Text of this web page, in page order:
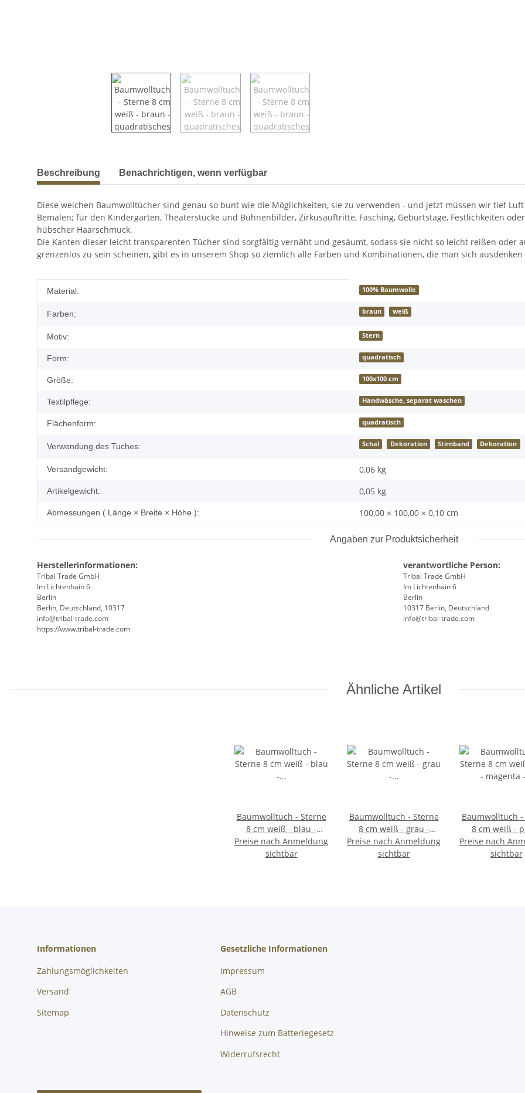
weitere Registerkarten anzeigen
Beschreibung Benachrichtigen, wenn verfügbar
Diese weichen Baumwolltücher sind genau so bunt wie die Möglichkeiten, sie zu verwenden - und jetzt müssen wir tief
Bemalen; für den Kindergarten, Theaterstücke und Bühnenbilder, Zirkusauftritte, Fasching, Geburtstage, Festlichkeiten
hübscher Haarschmuck.
Die Kanten dieser leicht transparenten Tücher sind sorgfältig vernäht und gesäumt, sodass sie nicht so leicht reißen oder
grenzenlos zu sein scheinen, gibt es in unserem Shop so ziemlich alle Farben und Kombinationen, die man sich
Produkteigenschaft
Wert
Material: 100% Baumwolle
Farben: braun weiß
Motiv: Stern
Form: quadratisch
Größe: 100x100 cm
Textilpflege: Handwäsche, separat waschen
Flächenform: quadratisch
Verwendung des Tuches: Schal Dekoration Stirnband Dekoration
Versandgewicht: 0,06 kg
Artikelgewicht: 0,05 kg
Abmessungen ( Länge × Breite × Höhe ): 100,00 × 100,00 × 0,10 cm
Angaben zur Produktsicherheit
Herstellerinformationen:
Tribal Trade GmbH
Im Lichtenhain 6
Berlin
Berlin, Deutschland, 10317
info@tribal-trade.com
https://www.tribal-trade.com
verantwortliche Person:
Tribal Trade GmbH
Im Lichtenhain 6
Berlin
10317 Berlin, Deutschland
info@tribal-trade.com
Ähnliche Artikel
Baumwolltuch - Sterne
8 cm weiß - blau -
quadratisches Tuch
Preise nach Anmeldung
sichtbar
Baumwolltuch - Sterne
8 cm weiß - grau -
quadratisches Tuch
Preise nach Anmeldung
sichtbar
Baumwolltuch -
8 cm weiß -
magenta
quadratisches
Preise nach
sichtbar
Informationen
Zahlungsmöglichkeiten
Versand
Sitemap
Gesetzliche Informationen
Impressum
AGB
Datenschutz
Hinweise zum Batteriegesetz
Widerrufsrecht